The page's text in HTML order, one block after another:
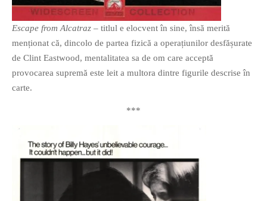
Escape from Alcatraz – titlul e elocvent în sine, însă merită
menționat că, dincolo de partea fizică a operațiunilor desfășurate
de Clint Eastwood, mentalitatea sa de om care acceptă
provocarea supremă este leit a multora dintre figurile descrise în
carte.
***